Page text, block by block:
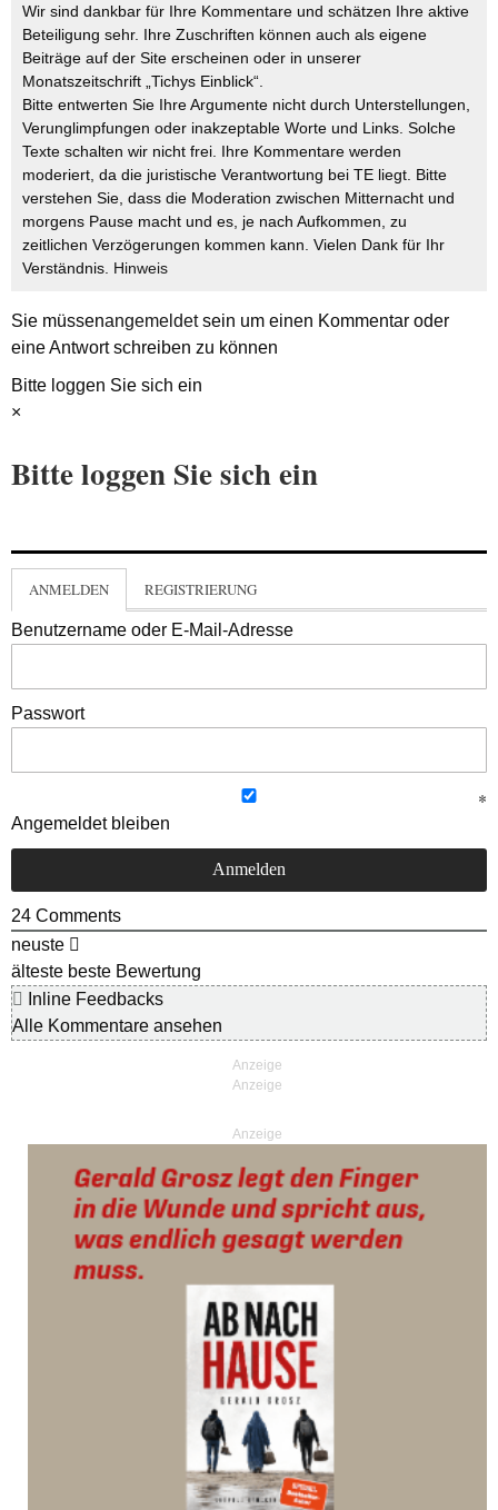
Wir sind dankbar für Ihre Kommentare und schätzen Ihre aktive
Beteiligung sehr. Ihre Zuschriften können auch als eigene
Beiträge auf der Site erscheinen oder in unserer
Monatszeitschrift „Tichys Einblick“.
Bitte entwerten Sie Ihre Argumente nicht durch Unterstellungen,
Verunglimpfungen oder inakzeptable Worte und Links. Solche
Texte schalten wir nicht frei. Ihre Kommentare werden
moderiert, da die juristische Verantwortung bei TE liegt. Bitte
verstehen Sie, dass die Moderation zwischen Mitternacht und
morgens Pause macht und es, je nach Aufkommen, zu
zeitlichen Verzögerungen kommen kann. Vielen Dank für Ihr
Verständnis. Hinweis
Sie müssenangemeldetsein um einen Kommentar oder
eine Antwort schreiben zu können
Bitte loggen Sie sich ein
×
Bitte loggen Sie sich ein
ANMELDEN REGISTRIERUNG
Benutzername oder E-Mail-Adresse
Passwort
Angemeldet bleiben
24 Comments
neuste
älteste beste Bewertung
Inline Feedbacks
Alle Kommentare ansehen
Anzeige